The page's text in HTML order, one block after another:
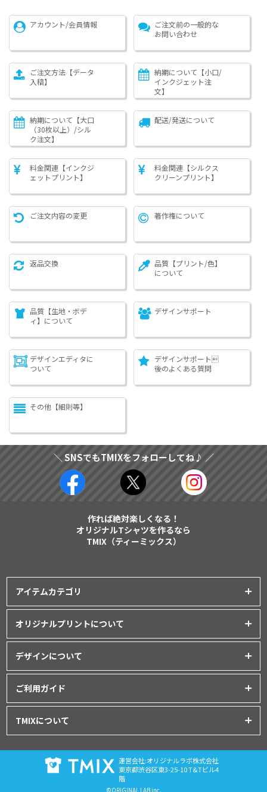
アカウント/会員情報
ご注文前の一般的な
お問い合わせ
ご注文方法【データ
入稿】
納期について【小口/
インクジェット注
文】
納期について【大口
（30枚以上）/シル
ク注文】
配送/発送について
料金関連【インクジ
ェットプリント】
料金関連【シルクス
クリーンプリント】
ご注文内容の変更 著作権について
返品交換
品質【プリント/色】
について
品質【生地・ボデ
ィ】について
デザインサポート
デザインエディタに
ついて
デザインサポート
後のよくある質問
その他【細則等】
＼ SNSでもTMIXをフォローしてね♪ ／
作れば絶対楽しくなる！
オリジナルTシャツを作るなら
TMIX（ティーミックス）
アイテムカテゴリ
ポロシャツ│ スポーツウェア
パーカー・スウェット│ベビー服
バッグ・ポーチ
シャツ│ユニフォーム│パンツ
グッズ│マグカップ・ボトル│キャップ
オリジナルプリントについて
シルクスクリーンプリント
昇華転写プリント
フルグラフィックプリント
プリント方法について
デザインについて
デザインシミュレーター
データ入稿について
ご利用ガイド
ドンドン割について
注文の流れ
TMIXについて
利用規約
運営会社:オリジナルラボ株式会社
東京都渋谷区東3-25-10 T&Tビル4
階
©ORIGINAL LAB inc.